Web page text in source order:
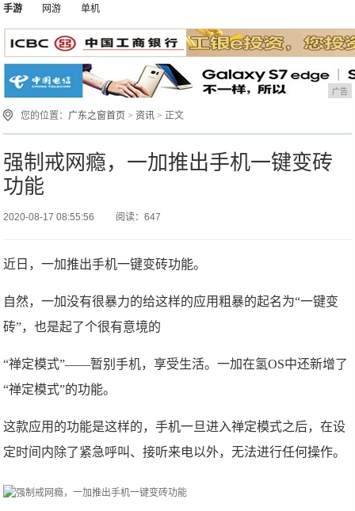
手游
网游 单机
广告
您的位置： 广东之窗首页 >资讯 > 正文
强制戒网瘾，一加推出手机一键变砖
功能
2020-08-17 08:55:56 阅读：647
近日，一加推出手机一键变砖功能。
自然，一加没有很暴力的给这样的应用粗暴的起名为“一键变
砖”，也是起了个很有意境的
“禅定模式”——暂别手机，享受生活。一加在氢OS中还新增了
“禅定模式”的功能。
这款应用的功能是这样的，手机一旦进入禅定模式之后，在设
定时间内除了紧急呼叫、接听来电以外，无法进行任何操作。